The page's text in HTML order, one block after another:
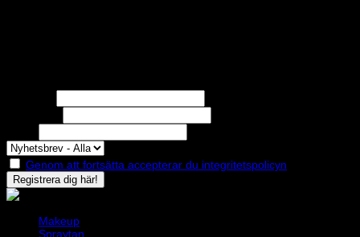
Genom att fortsätta accepterar du integritetspolicyn
Makeup
Spraytan